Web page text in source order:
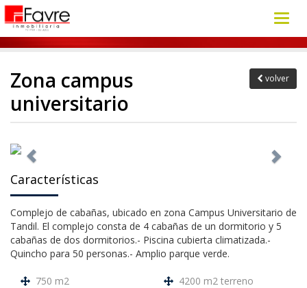
volver
Zona campus
universitario
Características
Complejo de cabañas, ubicado en zona Campus Universitario de
Tandil. El complejo consta de 4 cabañas de un dormitorio y 5
cabañas de dos dormitorios.- Piscina cubierta climatizada.-
Quincho para 50 personas.- Amplio parque verde.
750 m2
4200 m2 terreno